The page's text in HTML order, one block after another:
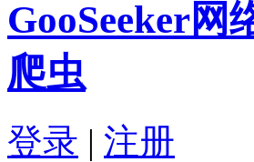
登录 | 注册